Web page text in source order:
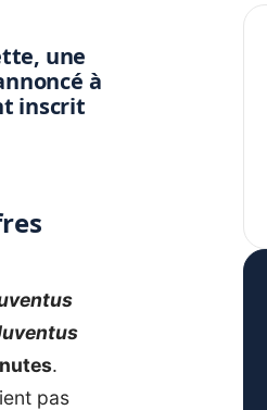
une
à
inscrit
.
pas